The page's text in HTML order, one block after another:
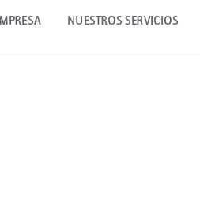
NUESTROS SERVICIOS